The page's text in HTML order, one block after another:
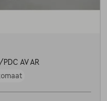
AV AR